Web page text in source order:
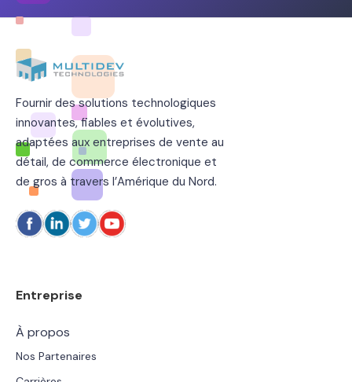
Fournir des solutions technologiques
innovantes, fiables et évolutives,
adaptées aux entreprises de vente au
détail, de commerce électronique et
de gros à travers l’Amérique du Nord.
Entreprise
À propos
Nos Partenaires